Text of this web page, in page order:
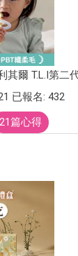
其爾 T.L.I第二
已報名: 432
21篇心得